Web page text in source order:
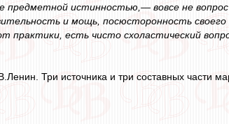
предметной истинностью,— вовсе не
и мощь, посюсторонность
есть чисто схоластический
Три источника и три составных части